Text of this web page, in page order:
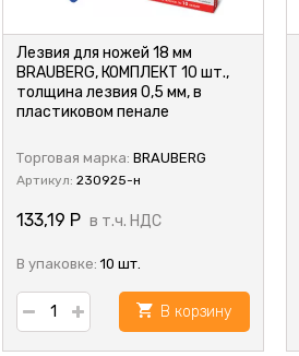
Лезвия для ножей 18 мм
BRAUBERG, КОМПЛЕКТ 10 шт.,
толщина лезвия 0,5 мм, в
пластиковом пенале
Торговая марка: BRAUBERG
Артикул: 230925-н
133,19 Р в т.ч. НДС
В упаковке: 10 шт.
В корзину